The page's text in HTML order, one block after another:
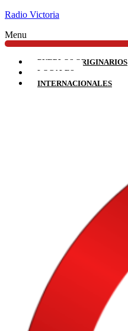
Radio Victoria
Menu
PUEBLOS ORIGINARIOS
LOCALES
INTERNACIONALES